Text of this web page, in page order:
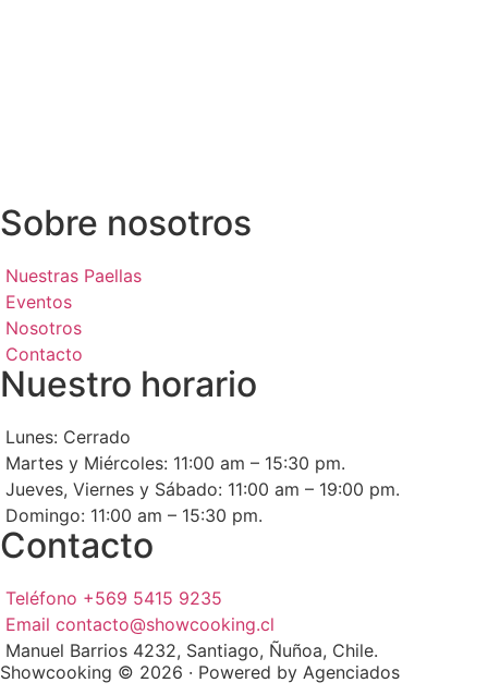
Sobre nosotros
Nuestras Paellas
Eventos
Nosotros
Contacto
Nuestro horario
Lunes: Cerrado
Martes y Miércoles: 11:00 am – 15:30 pm.
Jueves, Viernes y Sábado: 11:00 am – 19:00 pm.
Domingo: 11:00 am – 15:30 pm.
Contacto
Teléfono +569 5415 9235
Email contacto@showcooking.cl
Manuel Barrios 4232, Santiago, Ñuñoa, Chile.
Showcooking © 2026 · Powered by Agenciados